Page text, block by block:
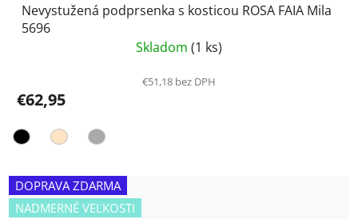
Nevystužená podprsenka s kosticou ROSA FAIA Mila
5696
Skladom (1 ks)
€51,18 bez DPH
€62,95
DOPRAVA ZDARMA
NADMERNÉ VEĽKOSTI